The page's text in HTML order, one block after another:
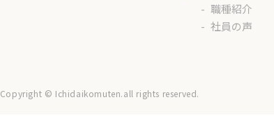
職種紹介
社員の声
Copyright © Ichidaikomuten.all rights reserved.